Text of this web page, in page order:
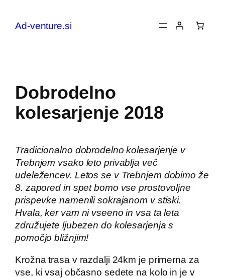
vsebino
Ad-venture.si
Dobrodelno
kolesarjenje 2018
Tradicionalno dobrodelno kolesarjenje v
Trebnjem vsako leto privablja več
udeležencev. Letos se v Trebnjem dobimo že
8. zapored in spet bomo vse prostovoljne
prispevke namenili sokrajanom v stiski.
Hvala, ker vam ni vseeno in vsa ta leta
združujete ljubezen do kolesarjenja s
pomočjo bližnjim!
Krožna trasa v razdalji 24km je primerna za
vse, ki vsaj občasno sedete na kolo in je v